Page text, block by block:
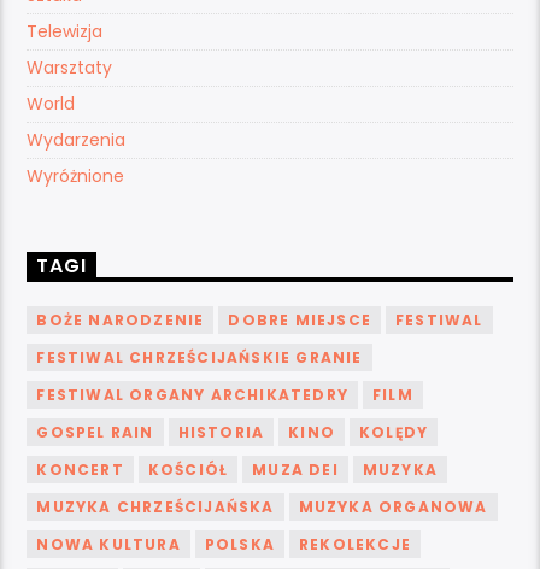
Telewizja
Warsztaty
World
Wydarzenia
Wyróżnione
TAGI
BOŻE NARODZENIE DOBRE MIEJSCE
FESTIWAL
FESTIWAL CHRZEŚCIJAŃSKIE GRANIE
FESTIWAL ORGANY ARCHIKATEDRY
FILM
GOSPEL RAIN
HISTORIA KINO
KOLĘDY
KONCERT
KOŚCIÓŁ MUZA DEI
MUZYKA
MUZYKA CHRZEŚCIJAŃSKA
MUZYKA ORGANOWA
NOWA KULTURA
POLSKA
REKOLEKCJE